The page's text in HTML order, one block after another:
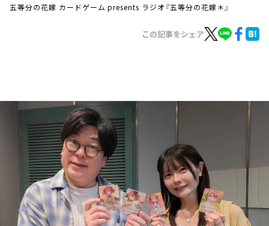
お知らせ
イベント・グッズ
YouTube
会社情報
五等分の花嫁 カードゲーム presents ラジオ『五等分の花嫁＊』
この記事をシェア